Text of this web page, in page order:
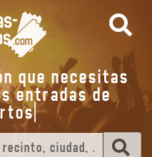
que necesitas
entradas de